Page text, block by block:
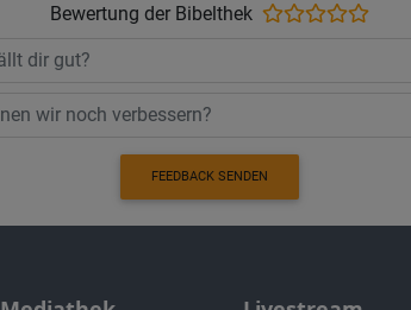
Bewertung der Bibelthek
FEEDBACK SENDEN